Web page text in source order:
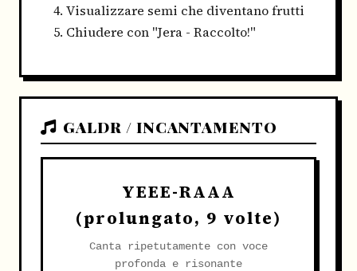
Visualizzare semi che diventano frutti
Chiudere con "Jera - Raccolto!"
GALDR / INCANTAMENTO
YEEE-RAAA
(prolungato, 9 volte)
Canta ripetutamente con voce
profonda e risonante